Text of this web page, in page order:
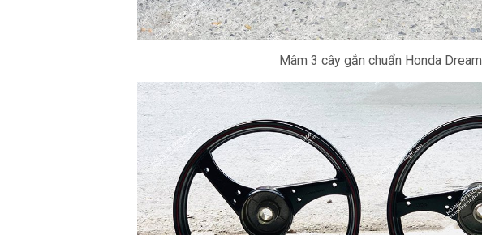
Mâm 3 cây gắn chuẩn Honda Dream